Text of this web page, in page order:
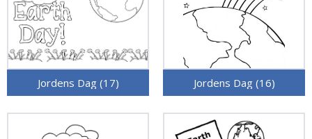
Jordens Dag (17) Jordens Dag (16)